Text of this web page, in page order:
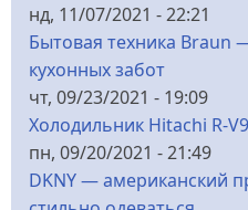
нд, 11/07/2021 - 22:21
Бытовая техника Braun
кухонных забот
чт, 09/23/2021 - 19:09
Холодильник Hitachi R-
пн, 09/20/2021 - 21:49
DKNY — американский